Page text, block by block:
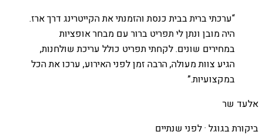
“ערכתי ברית בבית כנסת והזמנתי את הקייטרינג דרך ארז.
היה מובן ונתן לי תפריט ברור עם מבחר אופציות
במחירים שונים. לקחתי תפריט כולל עריכת שולחנות,
הגיע צוות מעולה, הרבה זמן לפני האירוע, ערכו את הכל
במקצועיות.”
אלעד שר
ביקורת בגוגל ·לפני שנתיים